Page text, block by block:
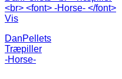
Vis
DanPellets
Træpiller
-Horse-